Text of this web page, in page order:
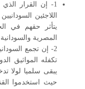
1- إن القرار
اللاجئين
يتأثر حقهم في
المصرية
2- إن تجمع
تكفله المواثيق
يبقى سلميا لولا
حيث استخدموا